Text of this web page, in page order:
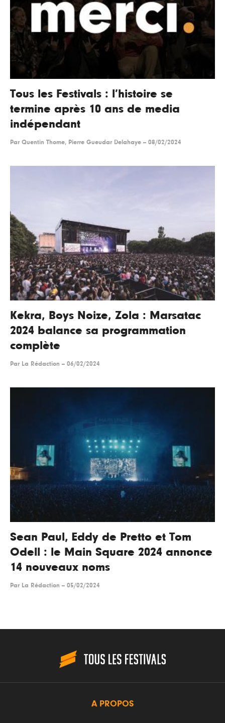
Tous les Festivals : l’histoire se
termine après 10 ans de media
indépendant
Par Quentin Thome, Pierre Gueudar Delahaye -- 08/02/2024
Kekra, Boys Noize, Zola : Marsatac
2024 balance sa programmation
complète
Par La Rédaction -- 06/02/2024
Sean Paul, Eddy de Pretto et Tom
Odell : le Main Square 2024 annonce
14 nouveaux noms
Par La Rédaction -- 05/02/2024
A PROPOS